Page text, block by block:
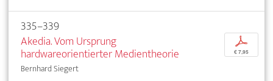
335–339
Akedia. Vom Ursprung
hardwareorientierter Medientheorie
Bernhard Siegert
p
€ 7,95